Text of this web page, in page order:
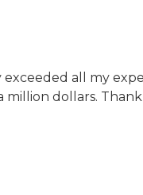
all my
dollars.